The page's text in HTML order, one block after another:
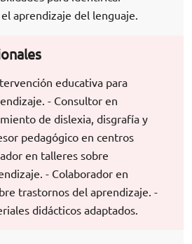
aprendizaje del lenguaje.
educativa para
- Consultor en
de dislexia, disgrafía y
pedagógico en centros
en talleres sobre
- Colaborador en
trastornos del aprendizaje. -
didácticos adaptados.